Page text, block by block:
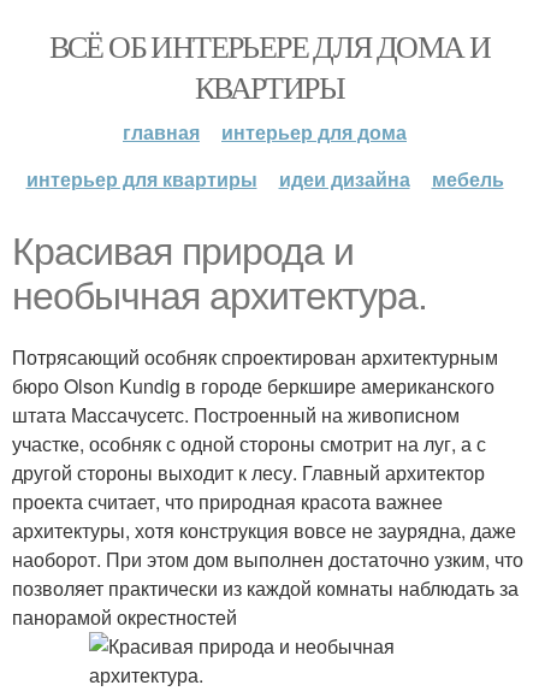
ВСЁ ОБ ИНТЕРЬЕРЕ ДЛЯ ДОМА И
КВАРТИРЫ
главная
интерьер для дома
интерьер для квартиры
идеи дизайна мебель
Красивая природа и
необычная архитектура.
Потрясающий особняк спроектирован архитектурным
бюро Olson Kundig в городе беркшире американского
штата Массачусетс. Построенный на живописном
участке, особняк с одной стороны смотрит на луг, а с
другой стороны выходит к лесу. Главный архитектор
проекта считает, что природная красота важнее
архитектуры, хотя конструкция вовсе не заурядна, даже
наоборот. При этом дом выполнен достаточно узким, что
позволяет практически из каждой комнаты наблюдать за
панорамой окрестностей